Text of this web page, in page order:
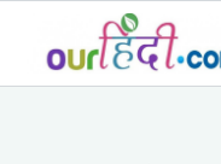
content